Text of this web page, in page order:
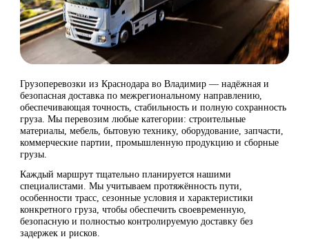
Грузоперевозки из Краснодара во Владимир — надёжная и
безопасная доставка по межрегиональному направлению,
обеспечивающая точность, стабильность и полную сохранность
груза. Мы перевозим любые категории: строительные
материалы, мебель, бытовую технику, оборудование, запчасти,
коммерческие партии, промышленную продукцию и сборные
грузы.
Каждый маршрут тщательно планируется нашими
специалистами. Мы учитываем протяжённость пути,
особенности трасс, сезонные условия и характеристики
конкретного груза, чтобы обеспечить своевременную,
безопасную и полностью контролируемую доставку без
задержек и рисков.